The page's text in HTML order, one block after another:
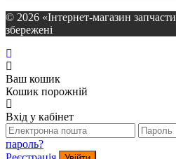
© 2026 «Інтернет-магазин
збережені
Ваш кошик
Кошик порожній
Вхід у кабінет
пароль?